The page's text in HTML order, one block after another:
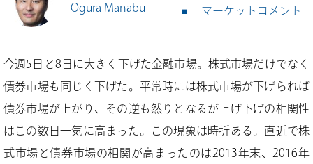
Ogura Manabu
マーケットコメント
今週5日と8日に大きく下げた金融市場。株式市場だけでなく
債券市場も同じく下げた。平常時には株式市場が下げられば
債券市場が上がり、その逆も然りとなるが上げ下げの相関性
はこの数日一気に高まった。この現象は時折ある。直近で株
式市場と債券市場の相関が高まったのは2013年末、2016年